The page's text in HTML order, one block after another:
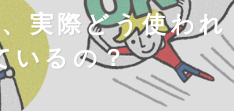
実際どう使われ
いるの？